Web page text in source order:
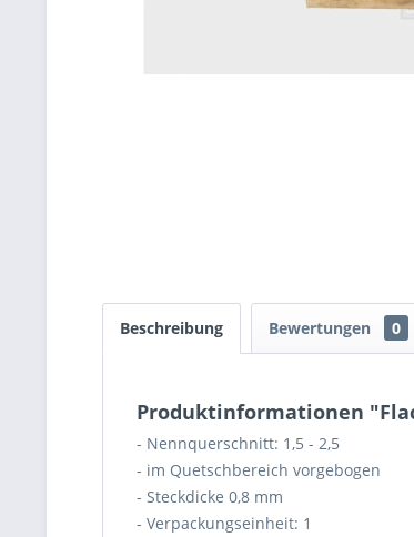
Beschreibung Bewertungen 0
Produktinformationen
- Nennquerschnitt: 1,5 - 2,5
- im Quetschbereich vorgebogen
- Steckdicke 0,8 mm
- Verpackungseinheit: 1